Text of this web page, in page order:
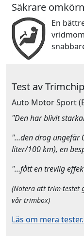
Säkrare
En
Test av Trimchip
Auto Motor Sport
"Den har blivit
"…den drog ungefär
liter/100 km), en
"…fått en trevlig
(Notera att trim-testet
vår trimbox)
Läs om mera